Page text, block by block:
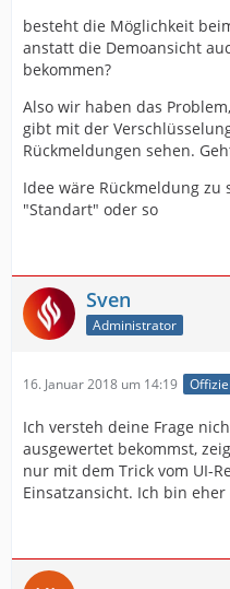
besteht die Möglichkeit
anstatt die Demoansicht
bekommen?
Also wir haben das
gibt mit der
Rückmeldungen sehen.
Idee wäre Rückmeldung zu
"Standart" oder so
Sven
Administrator
16. Januar 2018 um 14:19
Ich versteh deine Frage
ausgewertet bekommst,
nur mit dem Trick vom UI-
Einsatzansicht. Ich bin